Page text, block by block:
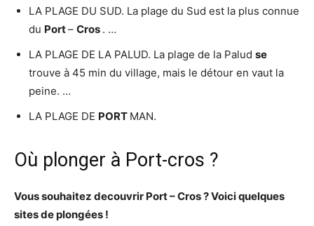
LA PLAGE DU SUD. La plage du Sud est la plus connue
du Port– Cros . …
LA PLAGE DE LA PALUD. La plage de la Palud se
trouve à 45 min du village, mais le détour en vaut la
peine. …
LA PLAGE DE PORT MAN.
Où plonger à Port-cros ?
Vous souhaitez decouvrir Port–Cros?Voici quelques
sites de plongées !